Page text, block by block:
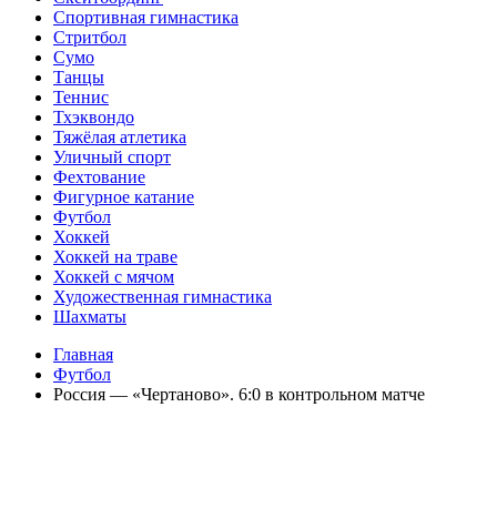
Спортивная гимнастика
Стритбол
Сумо
Танцы
Теннис
Тхэквондо
Тяжёлая атлетика
Уличный спорт
Фехтование
Фигурное катание
Футбол
Хоккей
Хоккей на траве
Хоккей с мячом
Художественная гимнастика
Шахматы
Главная
Футбол
Россия — «Чертаново». 6:0 в контрольном матче